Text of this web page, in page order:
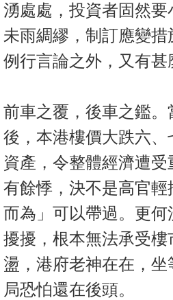
湧處處，投資者固然
未雨綢繆，制訂應變
例行言論之外，又有甚
前車之覆，後車之鑑
後，本港樓價大跌六、
資產，令整體經濟遭
有餘悸，決不是高官輕
而為」可以帶過。更
擾擾，根本無法承受
盪，港府老神在在，
局恐怕還在後頭。